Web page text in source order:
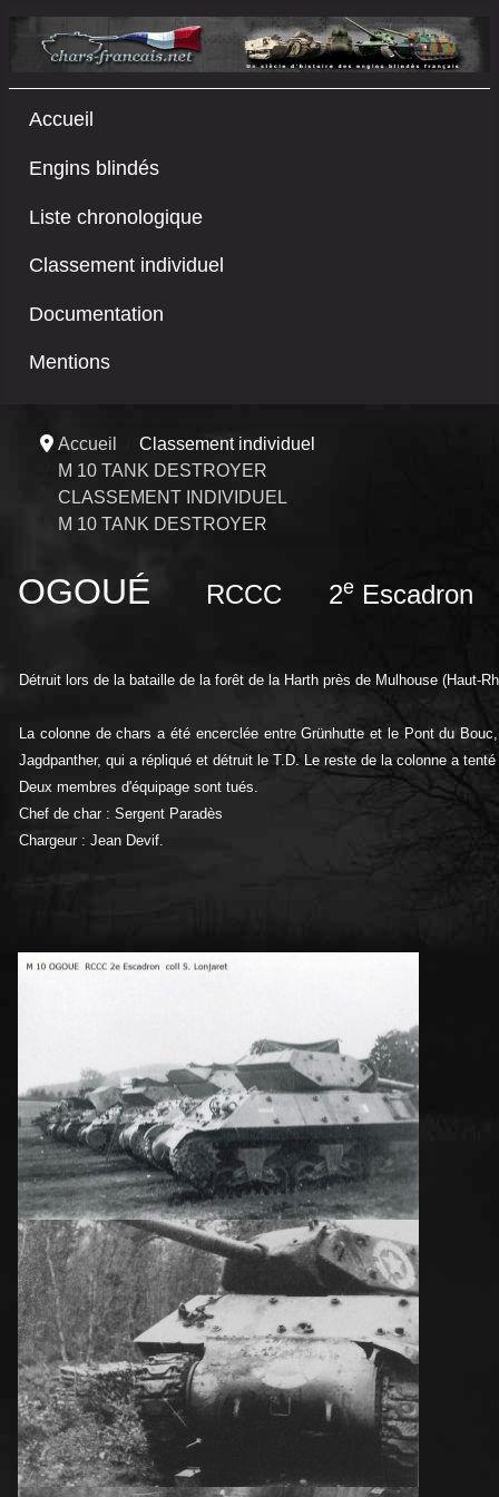
Accueil
Engins blindés
Liste chronologique
Classement individuel
Documentation
Mentions
Accueil
Classement individuel
M 10 TANK DESTROYER
CLASSEMENT INDIVIDUEL
M 10 TANK DESTROYER
OGOUÉ RCCC 2e Escadron
Détruit lors de la bataille de la forêt de la Harth près de Mulhouse (Haut-
La colonne de chars a été encerclée entre Grünhutte et le Pont du
Jagdpanther, qui a répliqué et détruit le T.D. Le reste de la colonne a
Deux membres d'équipage sont tués.
Chef de char : Sergent Paradès
Chargeur : Jean Devif.